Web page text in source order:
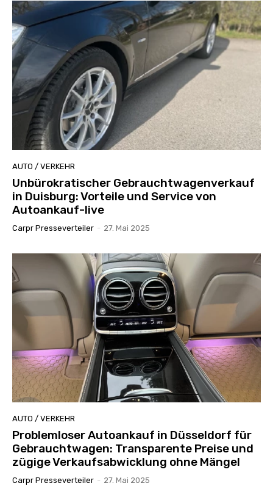
AUTO / VERKEHR
Unbürokratischer Gebrauchtwagenverkauf
in Duisburg: Vorteile und Service von
Autoankauf-live
Carpr Presseverteiler - 27. Mai 2025
AUTO / VERKEHR
Problemloser Autoankauf in Düsseldorf für
Gebrauchtwagen: Transparente Preise und
zügige Verkaufsabwicklung ohne Mängel
Carpr Presseverteiler - 27. Mai 2025